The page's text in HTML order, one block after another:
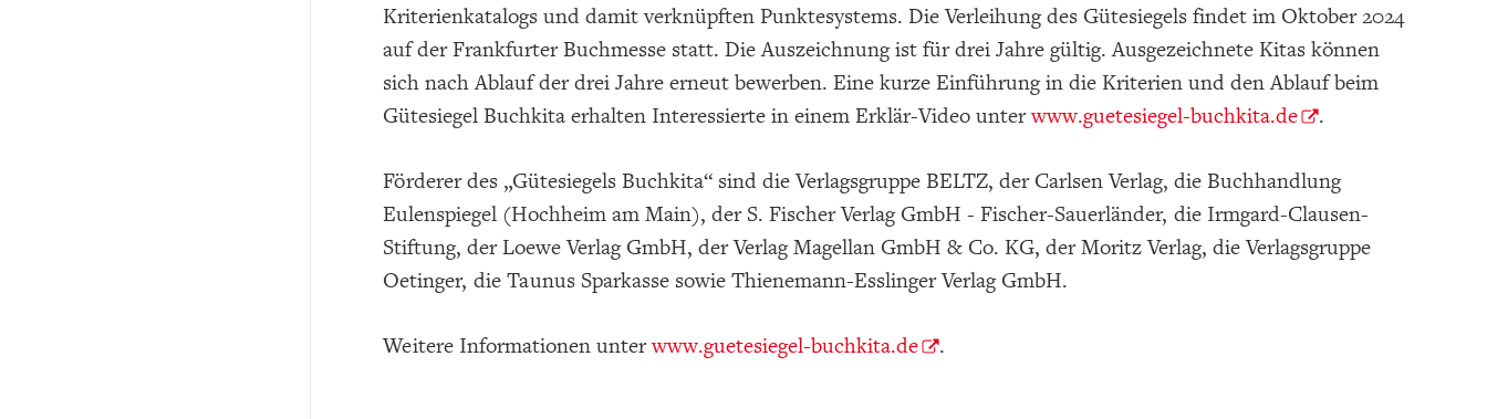
Kriterienkatalogs und damit verknüpften Punktesystems. Die Verleihung des Gütesiegels findet im Oktober 2024
auf der Frankfurter Buchmesse statt. Die Auszeichnung ist für drei Jahre gültig. Ausgezeichnete Kitas können
sich nach Ablauf der drei Jahre erneut bewerben. Eine kurze Einführung in die Kriterien und den Ablauf beim
Gütesiegel Buchkita erhalten Interessierte in einem Erklär-Video unterwww.guetesiegel-buchkita.de .
Förderer des „Gütesiegels Buchkita“ sind die Verlagsgruppe BELTZ, der Carlsen Verlag, die Buchhandlung
Eulenspiegel (Hochheim am Main), der S. Fischer Verlag GmbH - Fischer-Sauerländer, die Irmgard-Clausen-
Stiftung, der Loewe Verlag GmbH, der Verlag Magellan GmbH & Co. KG, der Moritz Verlag, die Verlagsgruppe
Oetinger, die Taunus Sparkasse sowie Thienemann-Esslinger Verlag GmbH.
Weitere Informationen unterwww.guetesiegel-buchkita.de .